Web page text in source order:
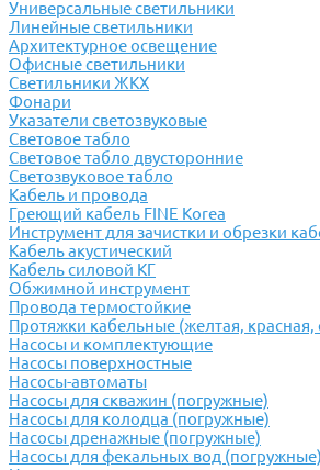
Универсальные светильники
Линейные светильники
Архитектурное освещение
Офисные светильники
Светильники ЖКХ
Фонари
Указатели светозвуковые
Световое табло
Световое табло двусторонние
Светозвуковое табло
Кабель и провода
Греющий кабель FINE Korea
Инструмент для зачистки и обрезки
Кабель акустический
Кабель силовой КГ
Обжимной инструмент
Провода термостойкие
Протяжки кабельные (желтая, красная,
Насосы и комплектующие
Насосы поверхностные
Насосы-автоматы
Насосы для скважин (погружные)
Насосы для колодца (погружные)
Насосы дренажные (погружные)
Насосы для фекальных вод (погружные)